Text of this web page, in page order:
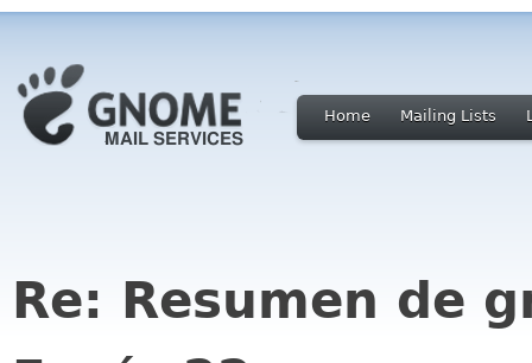
Home Mailing Lists
Re: Resumen de